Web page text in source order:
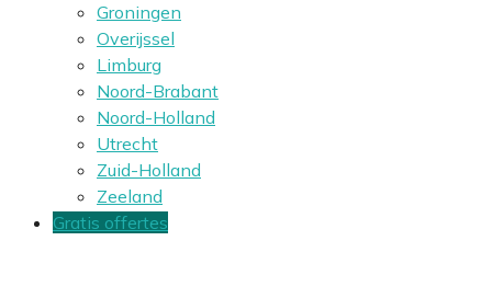
Groningen
Overijssel
Limburg
Noord-Brabant
Noord-Holland
Utrecht
Zuid-Holland
Zeeland
Gratis offertes